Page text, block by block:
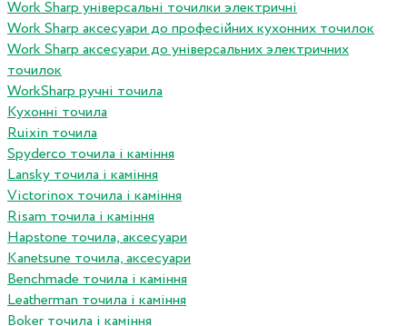
Work Sharp унiверсальнi точилки электричнi
Work Sharp аксесуари до професiйних кухонних точилок
Work Sharp аксесуари до унiверсальних электричних
точилок
WorkSharp ручні точила
Кухонні точила
Ruixin точила
Spyderco точила і каміння
Lansky точила і каміння
Victorinox точила і каміння
Risam точила і каміння
Hapstone точила, аксесуари
Kanetsune точила, аксесуари
Benchmade точила і каміння
Leatherman точила і каміння
Boker точила і каміння